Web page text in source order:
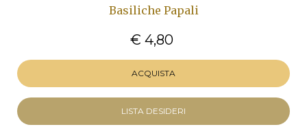
Basiliche Papali
€ 4,80
ACQUISTA
LISTA DESIDERI